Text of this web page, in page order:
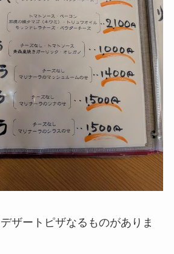
ザートピザなるものがありま